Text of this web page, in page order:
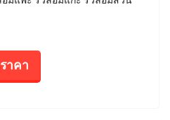
าคา